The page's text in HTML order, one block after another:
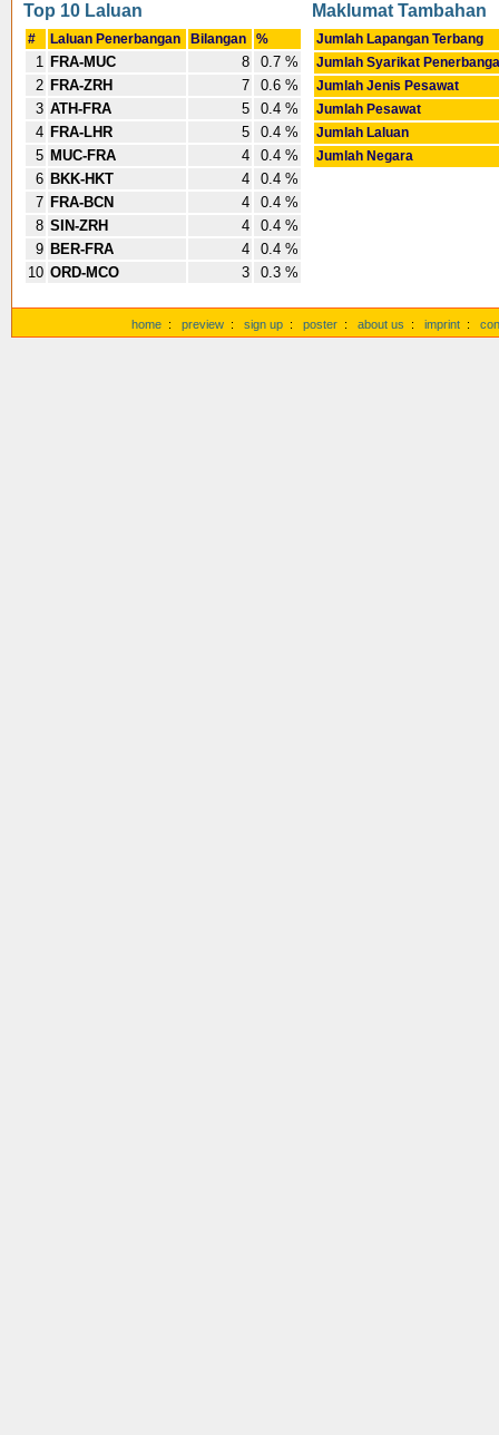
Top 10 Laluan
# Laluan Penerbangan Bilangan %
1 FRA-MUC 8
0.7 %
2 FRA-ZRH 7
0.6 %
3 ATH-FRA 5
0.4 %
4 FRA-LHR 5
0.4 %
5 MUC-FRA 4
0.4 %
6 BKK-HKT 4
0.4 %
7 FRA-BCN 4
0.4 %
8 SIN-ZRH 4
0.4 %
9 BER-FRA 4
0.4 %
10 ORD-MCO 3 0.3 %
Maklumat Tambahan
Jumlah Lapangan Terbang
Jumlah Syarikat
Jumlah Jenis Pesawat
Jumlah Pesawat
Jumlah Laluan
Jumlah Negara
home : preview : sign up : poster : about us : imprint :